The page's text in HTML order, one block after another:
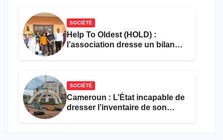
SOCIÉTÉ
Help To Oldest (HOLD) :
l’association dresse un bilan
SOCIÉTÉ
Cameroun : L’État incapable de
dresser l’inventaire de son